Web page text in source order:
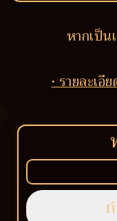
หากเป็น
• รายละเอี